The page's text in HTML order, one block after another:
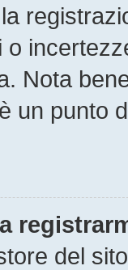
o
Nota
un punto
del